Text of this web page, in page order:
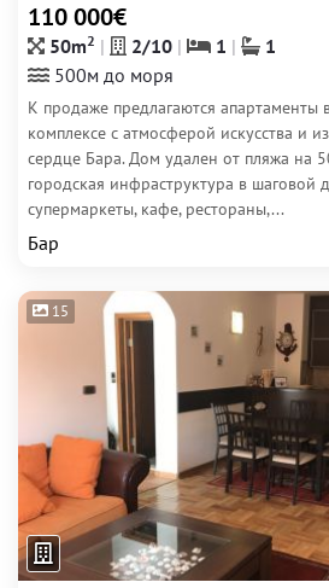
110 000€
50m2 2/10 1
1
500м до моря
К продаже предлагаются
комплексе с атмосферой искусства и
сердце Бара. Дом удален от пляжа на
городская инфраструктура в шаговой
супермаркеты, кафе, рестораны,...
Бар
15